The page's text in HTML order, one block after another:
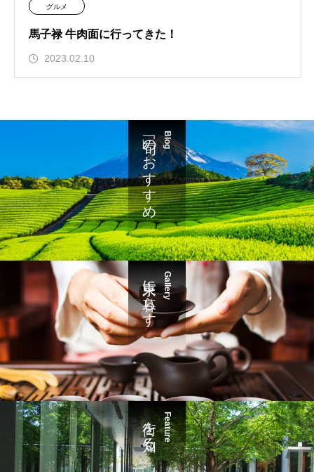
グルメ
馬子禄 牛肉面に行ってきた！
2023.02.10
Blog
「旬」のおすすめ
Gallery
東京に暮らす
Feature
街を知る